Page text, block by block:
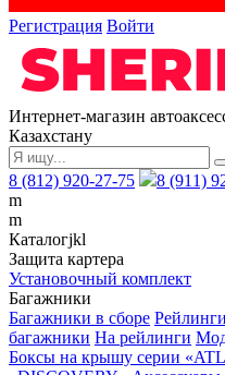
Регистрация Войти
Интернет-магазин
Казахстану
8 (812) 920-27-75
8 (911)
m
m
Каталогjkl
Защита картера
Установочный комплект
Багажники
Багажники в сборе
багажники На рейлинги
Боксы на крышу серии